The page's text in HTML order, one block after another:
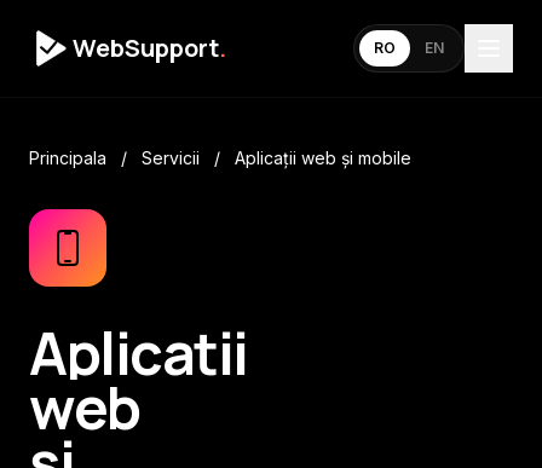
WebSupport. RO EN
Principala / Servicii / Aplicații web și mobile
Aplicații
web